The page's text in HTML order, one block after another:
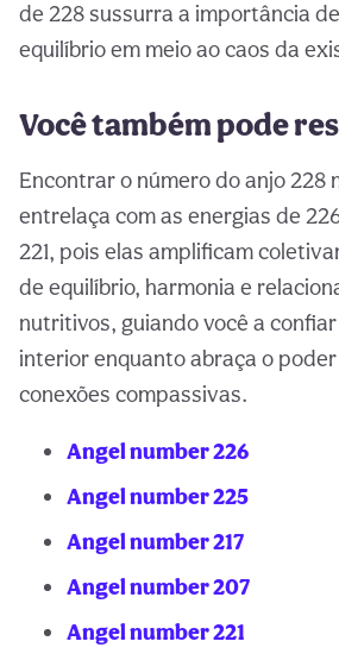
de 228 sussurra a importância
equilíbrio em meio ao caos da
Você também pode
Encontrar o número do anjo 228
entrelaça com as energias de
221, pois elas amplificam
de equilíbrio, harmonia e
nutritivos, guiando você a
interior enquanto abraça o
conexões compassivas.
Angel number 226
Angel number 225
Angel number 217
Angel number 207
Angel number 221